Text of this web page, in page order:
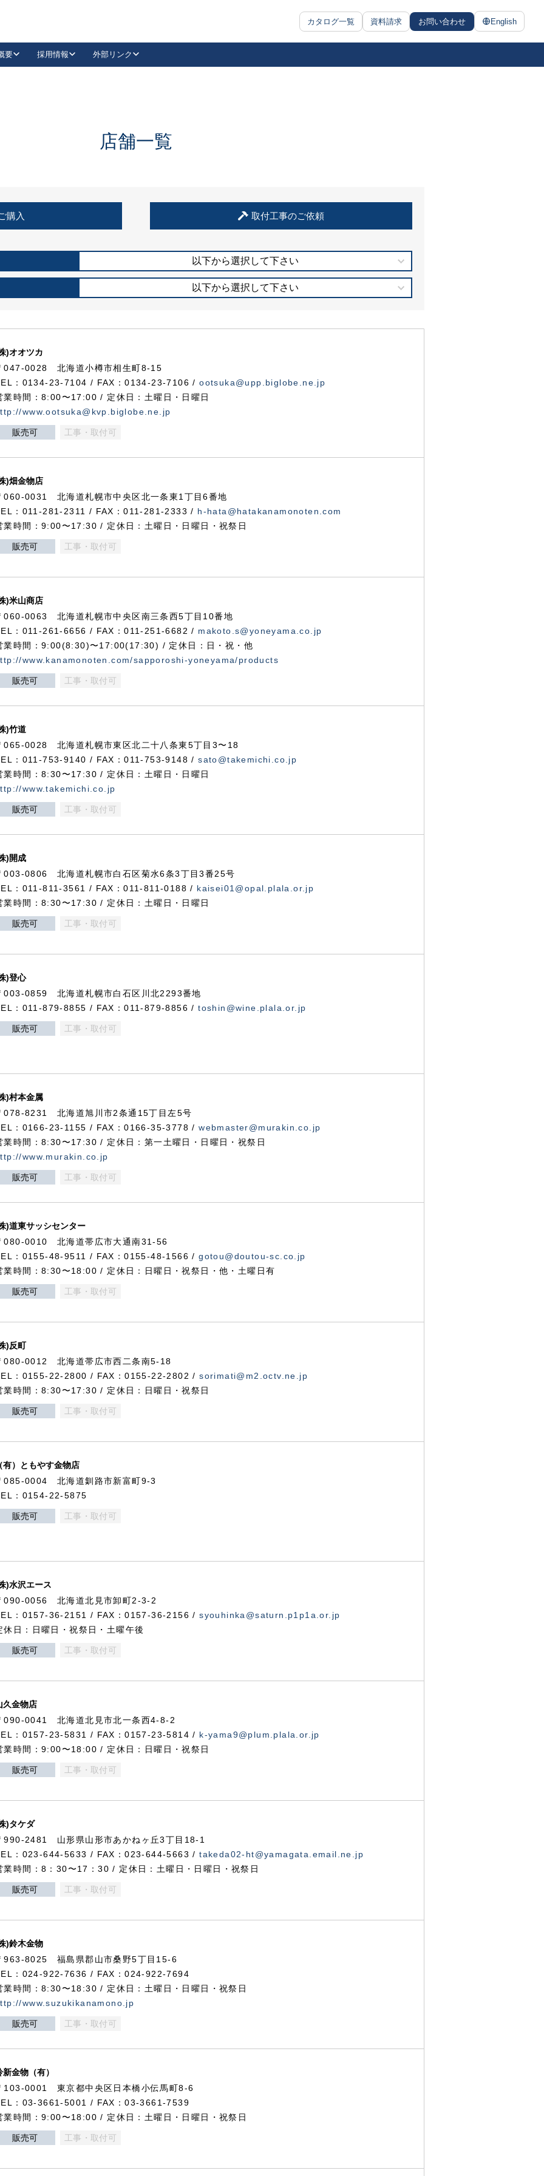
カタログ一覧 資料請求 お問い合わせ English
抗ウイルス・抗菌製品
要 採用情報 外部リンク
LinkedIn
住宅使用部材標準化推進協議会
店舗一覧
購入 取付工事のご依頼
以下から選択して下さい
以下から選択して下さい
)オオツカ
047-0028 北海道小樽市相生町8-15
：0134-23-7104 / FAX：0134-23-7106 /ootsuka@upp.biglobe.ne.jp
業時間：8:00〜17:00 / 定休日：土曜日・日曜日
www.ootsuka@kvp.biglobe.ne.jp
販売可 工事・取付可
)畑金物店
060-0031 北海道札幌市中央区北一条東1丁目6番地
：011-281-2311 / FAX：011-281-2333 / h-hata@hatakanamonoten.com
業時間：9:00〜17:30 / 定休日：土曜日・日曜日・祝祭日
販売可 工事・取付可
)米山商店
060-0063 北海道札幌市中央区南三条西5丁目10番地
：011-261-6656 / FAX：011-251-6682 / makoto.s@yoneyama.co.jp
業時間：9:00(8:30)〜17:00(17:30) / 定休日：日・祝・他
www.kanamonoten.com/sapporoshi-yoneyama/products
販売可 工事・取付可
)竹道
065-0028 北海道札幌市東区北二十八条東5丁目3〜18
：011-753-9140 / FAX：011-753-9148 /sato@takemichi.co.jp
業時間：8:30〜17:30 / 定休日：土曜日・日曜日
www.takemichi.co.jp
販売可 工事・取付可
)開成
003-0806 北海道札幌市白石区菊水6条3丁目3番25号
：011-811-3561 / FAX：011-811-0188 / kaisei01@opal.plala.or.jp
業時間：8:30〜17:30 / 定休日：土曜日・日曜日
販売可 工事・取付可
)登心
003-0859 北海道札幌市白石区川北2293番地
：011-879-8855 / FAX：011-879-8856 /toshin@wine.plala.or.jp
販売可 工事・取付可
)村本金属
078-8231 北海道旭川市2条通15丁目左5号
：0166-23-1155 / FAX：0166-35-3778 /webmaster@murakin.co.jp
業時間：8:30〜17:30 / 定休日：第一土曜日・日曜日・祝祭日
www.murakin.co.jp
販売可 工事・取付可
)道東サッシセンター
080-0010 北海道帯広市大通南31-56
：0155-48-9511 / FAX：0155-48-1566 /gotou@doutou-sc.co.jp
業時間：8:30〜18:00 / 定休日：日曜日・祝祭日・他・土曜日有
販売可 工事・取付可
)反町
080-0012 北海道帯広市西二条南5-18
：0155-22-2800 / FAX：0155-22-2802 /sorimati@m2.octv.ne.jp
業時間：8:30〜17:30 / 定休日：日曜日・祝祭日
販売可 工事・取付可
有）ともやす金物店
085-0004 北海道釧路市新富町9-3
：0154-22-5875
販売可 工事・取付可
)水沢エース
090-0056 北海道北見市卸町2-3-2
：0157-36-2151 / FAX：0157-36-2156 /syouhinka@saturn.p1p1a.or.jp
休日：日曜日・祝祭日・土曜午後
販売可 工事・取付可
久金物店
090-0041 北海道北見市北一条西4-8-2
：0157-23-5831 / FAX：0157-23-5814 / k-yama9@plum.plala.or.jp
業時間：9:00〜18:00 / 定休日：日曜日・祝祭日
販売可 工事・取付可
)タケダ
990-2481 山形県山形市あかねヶ丘3丁目18-1
：023-644-5633 / FAX：023-644-5663 /takeda02-ht@yamagata.email.ne.jp
業時間：8：30〜17：30 / 定休日：土曜日・日曜日・祝祭日
販売可 工事・取付可
)鈴木金物
963-8025 福島県郡山市桑野5丁目15-6
：024-922-7636 / FAX：024-922-7694
業時間：8:30〜18:30 / 定休日：土曜日・日曜日・祝祭日
www.suzukikanamono.jp
販売可 工事・取付可
新金物（有）
103-0001 東京都中央区日本橋小伝馬町8-6
：03-3661-5001 / FAX：03-3661-7539
業時間：9:00〜18:00 / 定休日：土曜日・日曜日・祝祭日
販売可 工事・取付可